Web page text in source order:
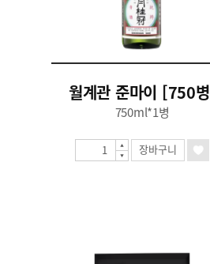
월계관 준마이 [750병]
750ml*1병
장바구니